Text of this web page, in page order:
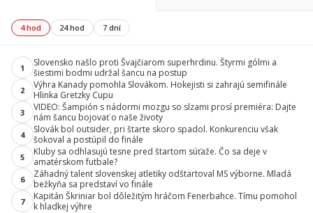
4 hod 24 hod 7 dní
1
Slovensko našlo proti Švajčiarom superhrdinu. Štyrmi gólmi a
šiestimi bodmi udržal šancu na postup
2
Výhra Kanady pomohla Slovákom. Hokejisti si zahrajú semifinále
Hlinka Gretzky Cupu
3
VIDEO: Šampión s nádormi mozgu so slzami prosí premiéra: Dajte
nám šancu bojovať o naše životy
4
Slovák bol outsider, pri štarte skoro spadol. Konkurenciu však
šokoval a postúpil do finále
5
Kluby sa odhlasujú tesne pred štartom súťaže. Čo sa deje v
amatérskom futbale?
6
Záhadný talent slovenskej atletiky odštartoval MS výborne. Mladá
bežkyňa sa predstaví vo finále
7
Kapitán Škriniar bol dôležitým hráčom Fenerbahce. Tímu pomohol
k hladkej výhre